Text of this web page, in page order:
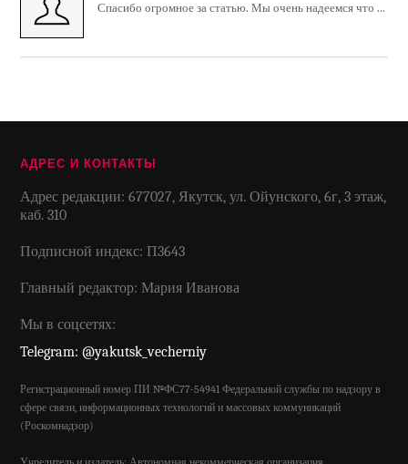
Спасибо огромное за статью. Мы очень надеемся что ...
АДРЕС И КОНТАКТЫ
Адрес редакции: 677027, Якутск, ул. Ойунского, 6г, 3 этаж,
каб. 310
Подписной индекс: П3643
Главный редактор: Мария Иванова
Мы в соцсетях:
Telegram: @yakutsk_vecherniy
Регистрационный номер ПИ №ФС77-54941 Федеральной службы по надзору в
сфере связи, информационных технологий и массовых коммуникаций
(Роскомнадзор)